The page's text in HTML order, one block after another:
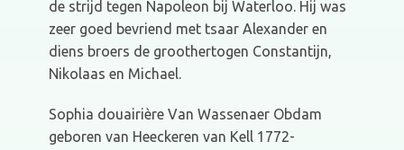
de strijd tegen Napoleon bij Waterloo. Hij was
zeer goed bevriend met tsaar Alexander en
diens broers de groothertogen Constantijn,
Nikolaas en Michael.
Sophia douairière Van Wassenaer Obdam
geboren van Heeckeren van Kell 1772-